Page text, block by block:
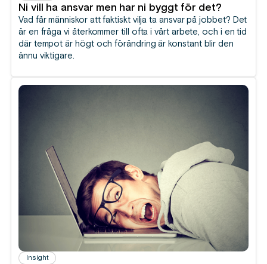
Ni vill ha ansvar men har ni byggt för det?
Vad får människor att faktiskt vilja ta ansvar på jobbet? Det
är en fråga vi återkommer till ofta i vårt arbete, och i en tid
där tempot är högt och förändring är konstant blir den
ännu viktigare.
Insight